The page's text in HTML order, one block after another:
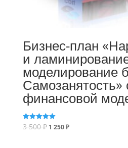
Бизнес-план
и
моделирование
Самозанятость»
финансовой
Оценка
5.00
3 500₽ 1 250₽